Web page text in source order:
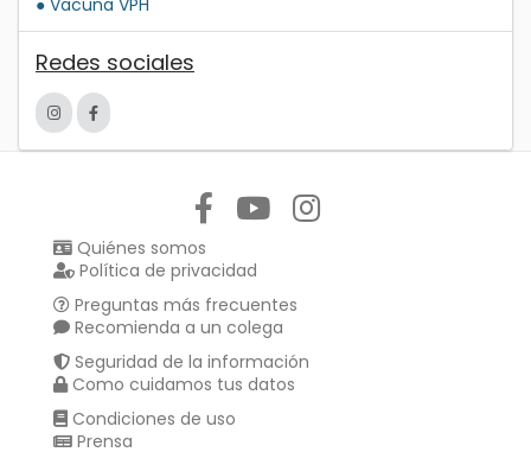
● Vacuna VPH
Redes sociales
Quiénes somos
Política de privacidad
Preguntas más frecuentes
Recomienda a un colega
Seguridad de la información
Como cuidamos tus datos
Condiciones de uso
Prensa